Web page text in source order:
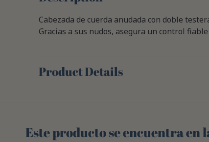
Cabezada de cuerda anudada con doble
Gracias a sus nudos, asegura un control
Product Details
Este producto se encuentra en